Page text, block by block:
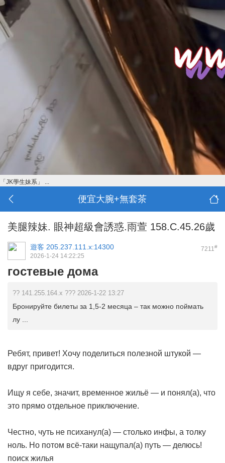
「JK學生妹系」 ...
便宜大腕+無套茶
美腿辣妹. 眼神超級會誘惑.雨萱 158.C.45.26歲
7211#
遊客 205.237.111.x:14300
2026-1-24 14:22:25
гостевые дома
?? 141.255.164.x ??? 2026-1-22 13:27
Бронируйте билеты за 1,5-2 месяца – так можно поймать
лу ...
Ребят, привет! Хочу поделиться полезной штукой —
вдруг пригодится.
Ищу я себе, значит, временное жильё — и понял(а), что
это прямо отдельное приключение.
Честно, чуть не психанул(а) — столько инфы, а толку
ноль. Но потом всё-таки нащупал(а) путь — делюсь!
поиск жилья